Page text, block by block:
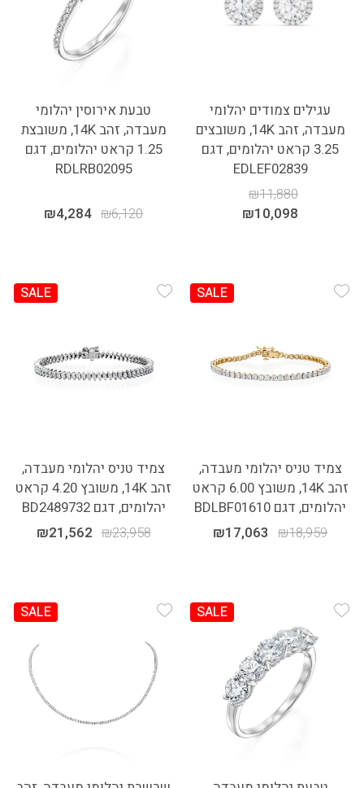
עגילים צמודים יהלומי
מעבדה, זהב 14K, משובצים
3.25 קראט יהלומים, דגם
EDLEF02839
₪11,880
₪10,098
טבעת אירוסין יהלומי
מעבדה, זהב 14K, משובצת
1.25 קראט יהלומים, דגם
RDLRB02095
₪6,120
₪4,284
SALE
צמיד טניס יהלומי מעבדה,
זהב 14K, משובץ 6.00 קראט
יהלומים, דגם BDLBF01610
₪18,959
₪17,063
SALE
צמיד טניס יהלומי מעבדה,
זהב 14K, משובץ 4.20 קראט
יהלומים, דגם BD2489732
₪23,958
₪21,562
Add Wishlist
SALE
SALE